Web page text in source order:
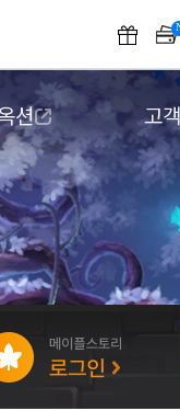
션
션
고
다운
도움말/
버그악용/불
게